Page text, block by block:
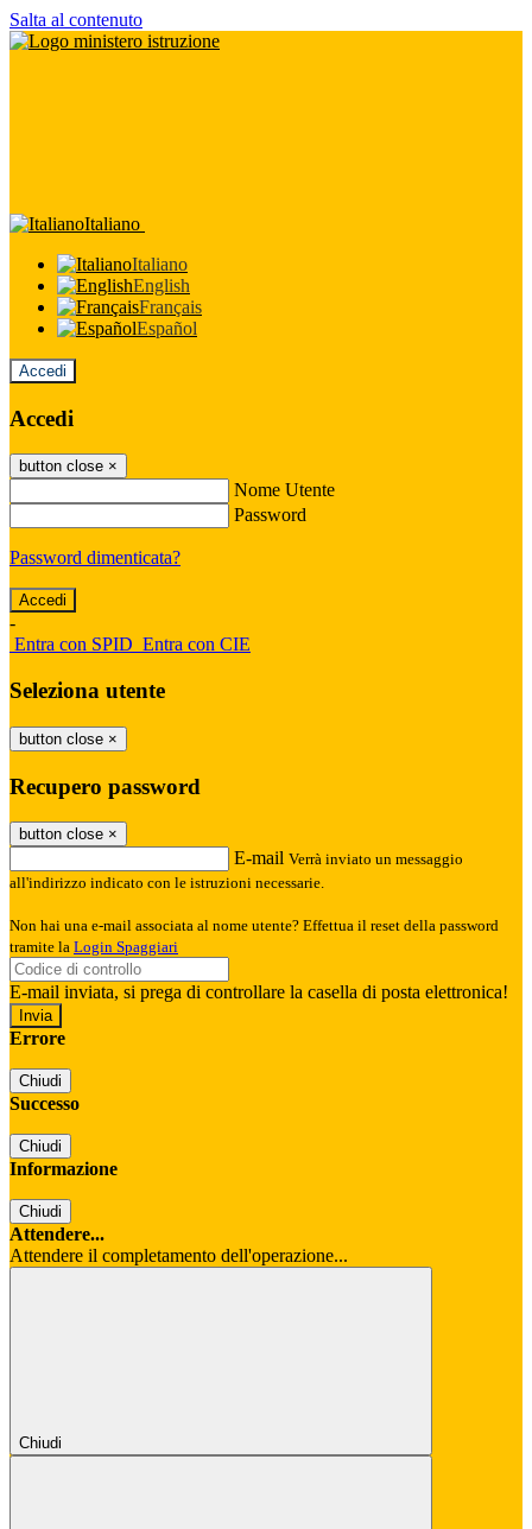
Salta al contenuto
Italiano
Italiano
English
Français
Español
Accedi
Accedi
button close ×
Nome Utente
Password
Password dimenticata?
-
Entra con SPID Entra con CIE
Seleziona utente
button close ×
Recupero password
button close ×
E-mail Verrà inviato un messaggio
all'indirizzo indicato con le istruzioni necessarie.
Non hai una e-mail associata al nome utente? Effettua il reset della password
tramite la Login Spaggiari
E-mail inviata, si prega di controllare la casella di posta elettronica!
Errore
Chiudi
Successo
Chiudi
Informazione
Chiudi
Attendere...
Attendere il completamento dell'operazione...
Chiudi